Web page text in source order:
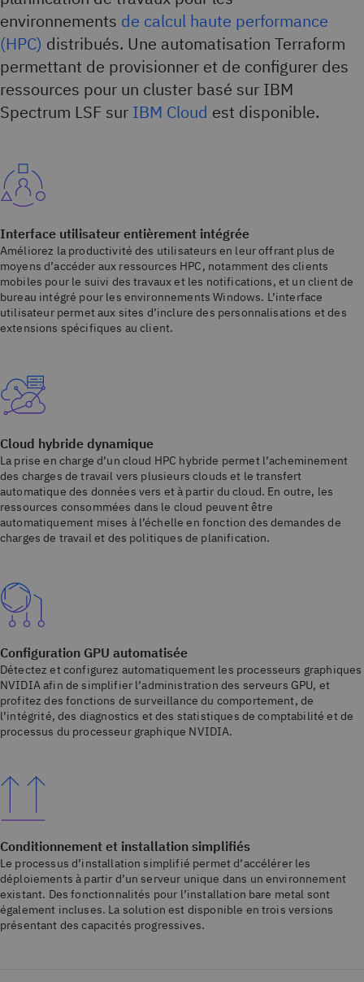
environnements de calcul haute performance
(HPC) distribués. Une automatisation Terraform
permettant de provisionner et de configurer des
ressources pour un cluster basé sur IBM
Spectrum LSF sur IBM Cloud est disponible.
Interface utilisateur entièrement intégrée
Améliorez la productivité des utilisateurs en leur offrant plus de
moyens d’accéder aux ressources HPC, notamment des clients
mobiles pour le suivi des travaux et les notifications, et un client de
bureau intégré pour les environnements Windows. L’interface
utilisateur permet aux sites d’inclure des personnalisations et des
extensions spécifiques au client.
Cloud hybride dynamique
La prise en charge d’un cloud HPC hybride permet l’acheminement
des charges de travail vers plusieurs clouds et le transfert
automatique des données vers et à partir du cloud. En outre, les
ressources consommées dans le cloud peuvent être
automatiquement mises à l’échelle en fonction des demandes de
charges de travail et des politiques de planification.
Configuration GPU automatisée
Détectez et configurez automatiquement les processeurs graphiques
NVIDIA afin de simplifier l’administration des serveurs GPU, et
profitez des fonctions de surveillance du comportement, de
l’intégrité, des diagnostics et des statistiques de comptabilité et de
processus du processeur graphique NVIDIA.
Conditionnement et installation simplifiés
Le processus d’installation simplifié permet d’accélérer les
déploiements à partir d’un serveur unique dans un environnement
existant. Des fonctionnalités pour l’installation bare metal sont
également incluses. La solution est disponible en trois versions
présentant des capacités progressives.